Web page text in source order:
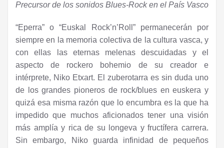
Precursor de los sonidos Blues-Rock en el País Vasco
“Eperra” o “Euskal Rock’n’Roll” permanecerán por
siempre en la memoria colectiva de la cultura vasca, y
con ellas las eternas melenas descuidadas y el
aspecto de rockero bohemio de su creador e
intérprete, Niko Etxart. El zuberotarra es sin duda uno
de los grandes pioneros de rock/blues en euskera y
quizá esa misma razón que lo encumbra es la que ha
impedido que muchos aficionados tener una visión
más amplía y rica de su longeva y fructífera carrera.
Sin embargo, Niko guarda infinidad de pequeños